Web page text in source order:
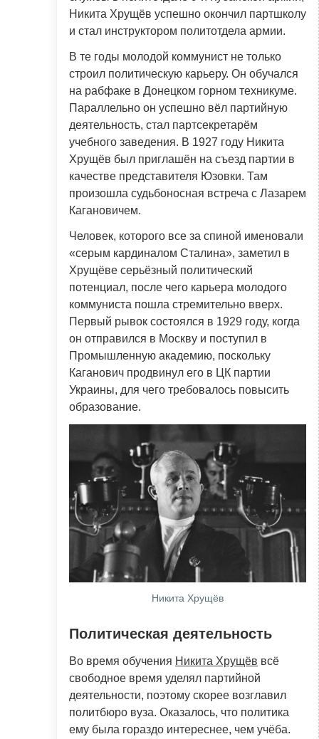
Никита Хрущёв успешно окончил партшколу
и стал инструктором политотдела армии.
В те годы молодой коммунист не только
строил политическую карьеру. Он обучался
на рабфаке в Донецком горном техникуме.
Параллельно он успешно вёл партийную
деятельность, стал партсекретарём
учебного заведения. В 1927 году Никита
Хрущёв был приглашён на съезд партии в
качестве представителя Юзовки. Там
произошла судьбоносная встреча с Лазарем
Кагановичем.
Человек, которого все за спиной именовали
«серым кардиналом Сталина», заметил в
Хрущёве серьёзный политический
потенциал, после чего карьера молодого
коммуниста пошла стремительно вверх.
Первый рывок состоялся в 1929 году, когда
он отправился в Москву и поступил в
Промышленную академию, поскольку
Каганович продвинул его в ЦК партии
Украины, для чего требовалось повысить
образование.
Никита Хрущёв
Политическая деятельность
Во время обучения Никита Хрущёв всё
свободное время уделял партийной
деятельности, поэтому скорее возглавил
политбюро вуза. Оказалось, что политика
ему была гораздо интереснее, чем учёба.